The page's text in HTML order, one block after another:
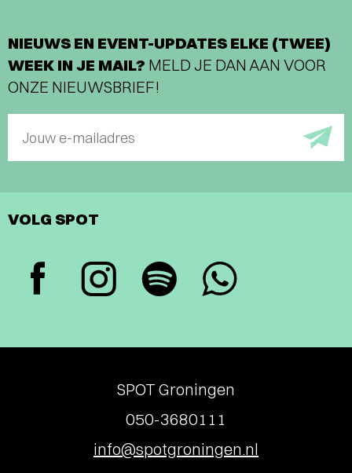
NIEUWS EN EVENT-UPDATES ELKE (TWEE)
WEEK IN JE MAIL? MELD JE DAN AAN VOOR
ONZE NIEUWSBRIEF!
Jouw e-mailadres
VOLG SPOT
SPOT Groningen
050-3680111
info@spotgroningen.nl